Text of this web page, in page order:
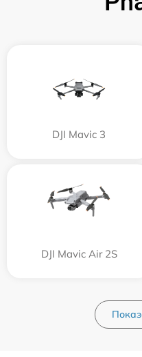
DJI Mavic 3
DJI Mavic Air 2S